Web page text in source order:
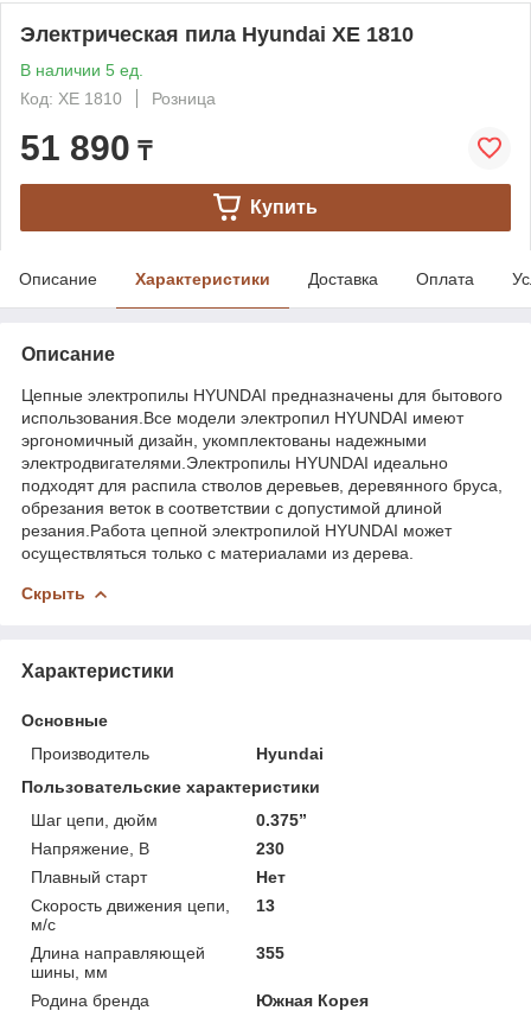
Электрическая пила Hyundai XE 1810
В наличии 5 ед.
Код: XE 1810
Розница
51 890 ₸
Купить
Описание Характеристики Доставка Оплата
Описание
Цепные электропилы HYUNDAI предназначены для бытового
использования.Все модели электропил HYUNDAI имеют
эргономичный дизайн, укомплектованы надежными
электродвигателями.Электропилы HYUNDAI идеально
подходят для распила стволов деревьев, деревянного бруса,
обрезания веток в соответствии с допустимой длиной
резания.Работа цепной электропилой HYUNDAI может
осуществляться только с материалами из дерева.
Скрыть
Характеристики
Основные
Производитель
Hyundai
Пользовательские характеристики
Шаг цепи, дюйм
0.375”
Напряжение, В
230
Плавный старт
Нет
Скорость движения цепи,
м/с
13
Длина направляющей
шины, мм
355
Родина бренда
Южная Корея